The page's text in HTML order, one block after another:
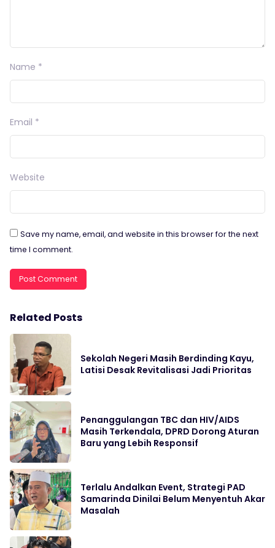
Name *
Email *
Website
Save my name, email, and website in this browser for the next
time I comment.
Related Posts
Sekolah Negeri Masih Berdinding Kayu,
Latisi Desak Revitalisasi Jadi Prioritas
Penanggulangan TBC dan HIV/AIDS
Masih Terkendala, DPRD Dorong Aturan
Baru yang Lebih Responsif
Terlalu Andalkan Event, Strategi PAD
Samarinda Dinilai Belum Menyentuh Akar
Masalah